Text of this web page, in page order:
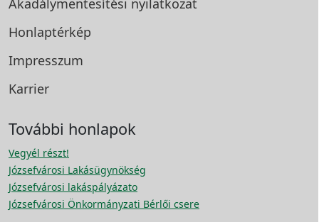
Akadálymentesítési nyilatkozat
Honlaptérkép
Impresszum
Karrier
További honlapok
Vegyél részt!
Józsefvárosi Lakásügynökség
Józsefvárosi lakáspályázato
Józsefvárosi Önkormányzati Bérlői csere